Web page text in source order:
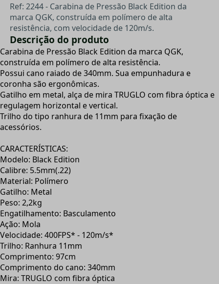
Ref: 2244 - Carabina de Pressão Black Edition da
marca QGK, construída em polímero de alta
resistência, com velocidade de 120m/s.
Descrição do produto
Carabina de Pressão Black Edition da marca QGK,
construída em polímero de alta resistência.
Possui cano raiado de 340mm. Sua empunhadura e
coronha são ergonômicas.
Gatilho em metal, alça de mira TRUGLO com fibra óptica e
regulagem horizontal e vertical.
Trilho do tipo ranhura de 11mm para fixação de
acessórios.
CARACTERÍSTICAS:
Modelo: Black Edition
Calibre: 5.5mm(.22)
Material: Polímero
Gatilho: Metal
Peso: 2,2kg
Engatilhamento: Basculamento
Ação: Mola
Velocidade: 400FPS* - 120m/s*
Trilho: Ranhura 11mm
Comprimento: 97cm
Comprimento do cano: 340mm
Mira: TRUGLO com fibra óptica